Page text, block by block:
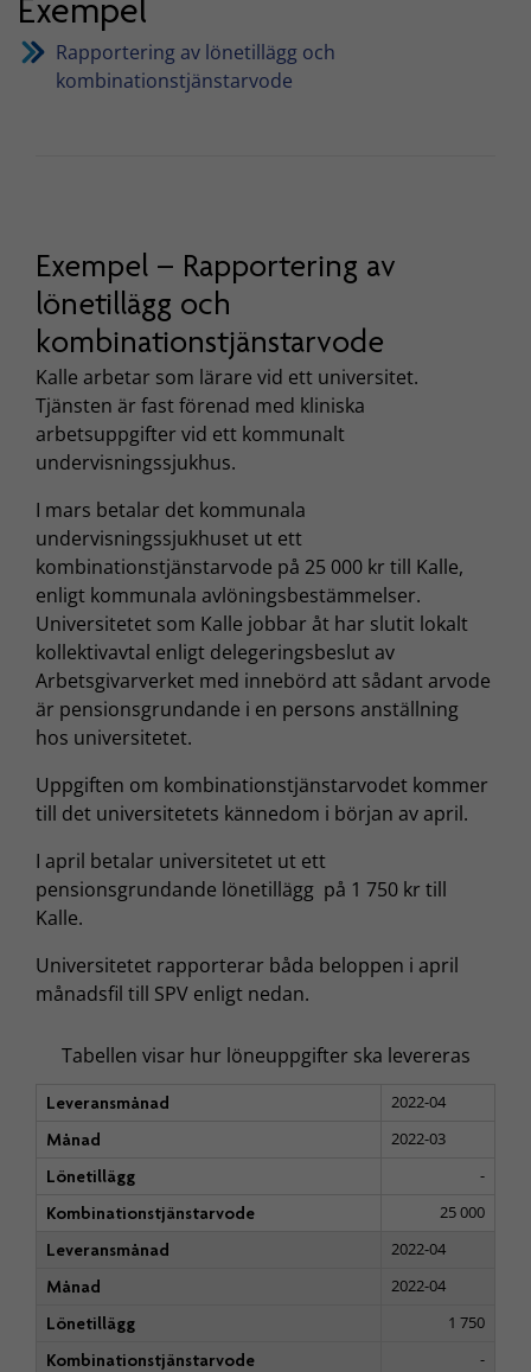
Exempel
Rapportering av lönetillägg och
kombinationstjänstarvode
Exempel – Rapportering av
lönetillägg och
kombinationstjänstarvode
Kalle arbetar som lärare vid ett universitet.
Tjänsten är fast förenad med kliniska
arbetsuppgifter vid ett kommunalt
undervisningssjukhus.
I mars betalar det kommunala
undervisningssjukhuset ut ett
kombinationstjänstarvode på 25 000 kr till Kalle,
enligt kommunala avlöningsbestämmelser.
Universitetet som Kalle jobbar åt har slutit lokalt
kollektivavtal enligt delegeringsbeslut av
Arbetsgivarverket med innebörd att sådant arvode
är pensionsgrundande i en persons anställning
hos universitetet.
Uppgiften om kombinationstjänstarvodet kommer
till det universitetets kännedom i början av april.
I april betalar universitetet ut ett
pensionsgrundande lönetillägg på 1 750 kr till
Kalle.
Universitetet rapporterar båda beloppen i april
månadsfil till SPV enligt nedan.
Tabellen visar hur löneuppgifter ska levereras
Leveransmånad
2022-04
Månad
2022-03
Lönetillägg
-
Kombinationstjänstarvode
25 000
Leveransmånad
2022-04
Månad
2022-04
Lönetillägg
1 750
Kombinationstjänstarvode
-